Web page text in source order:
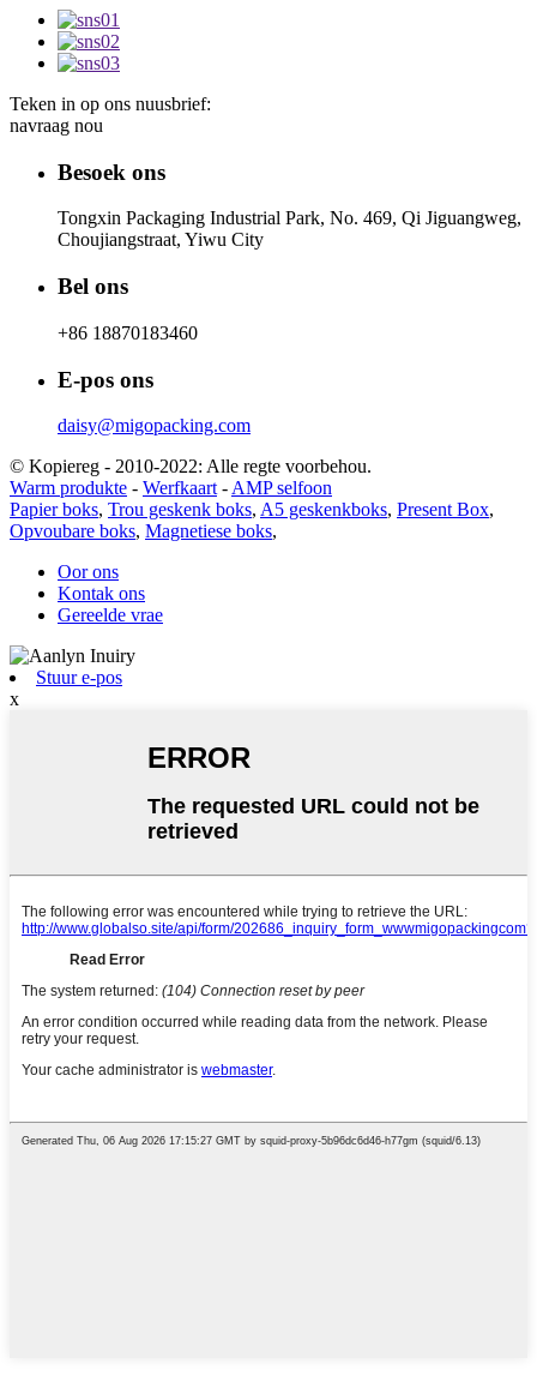
Teken in op ons nuusbrief:
navraag nou
Besoek ons
Tongxin Packaging Industrial Park, No. 469, Qi Jiguangweg,
Choujiangstraat, Yiwu City
Bel ons
+86 18870183460
E-pos ons
daisy@migopacking.com
© Kopiereg - 2010-2022: Alle regte voorbehou.
Warm produkte - Werfkaart - AMP selfoon
Papier boks, Trou geskenk boks, A5 geskenkboks, Present Box,
Opvoubare boks, Magnetiese boks,
Oor ons
Kontak ons
Gereelde vrae
Stuur e-pos
x